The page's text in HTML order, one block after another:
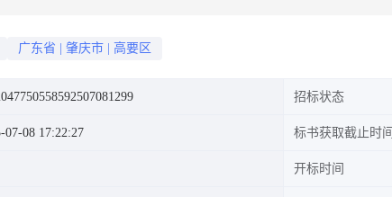
广东省 肇庆市 高要区
招标状态
07-08 17:22:27 标书获取截止时间
开标时间